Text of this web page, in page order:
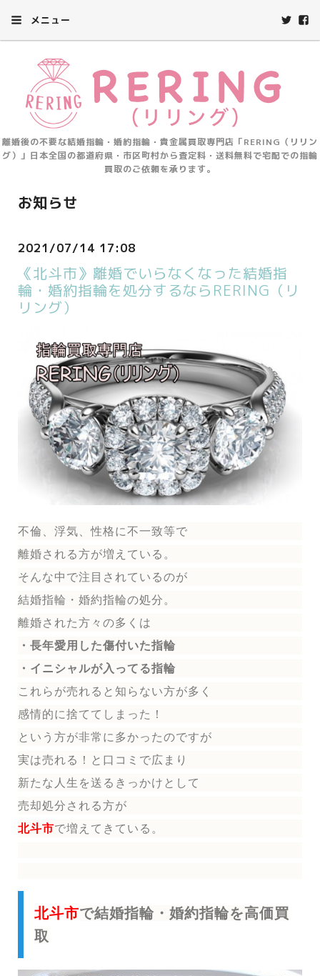
メニュー
離婚後の不要な結婚指輪・婚約指輪・貴金属買取専門店「RERING（リリン
グ）」日本全国の都道府県・市区町村から査定料・送料無料で宅配での指輪
買取のご依頼を承ります。
お知らせ
2021/07/14 17:08
《北斗市》離婚でいらなくなった結婚指
輪・婚約指輪を処分するならRERING（リ
リング）
不倫、浮気、性格に不一致等で
離婚される方が増えている。
そんな中で注目されているのが
結婚指輪 ・婚約指輪の処分。
離婚された方々の多くは
・長年愛用した傷付いた指輪
・イニシャルが入ってる指輪
これらが売れると知らない方が多く
感情的に捨ててしまった！
という方が非常に多かったのですが
実は売れる！と口コミで広まり
新たな人生を送る きっかけとして
売却処分される方が
北斗市で増えてきている。
北斗市で結婚指輪・婚約指輪を高価買
取